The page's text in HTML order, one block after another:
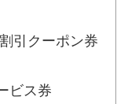
引クーポン券
ビス券